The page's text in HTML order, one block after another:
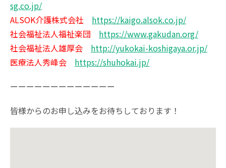
sg.co.jp/
ALSOK介護株式会社 https://kaigo.alsok.co.jp/
社会福祉法人福祉楽団 https://www.gakudan.org/
社会福祉法人雄厚会 http://yukokai-koshigaya.or.jp/
医療法人秀峰会 https://shuhokai.jp/
ーーーーーーーーーーーーー
皆様からのお申し込みをお待ちしております！